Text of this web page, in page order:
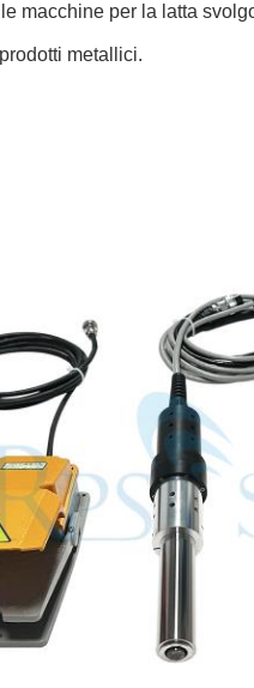
macchine per la latta
metallici.